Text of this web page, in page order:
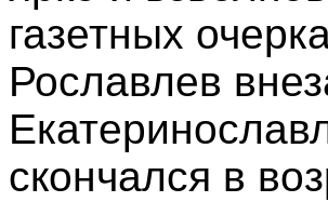
газетных
Рославлев
скончался в